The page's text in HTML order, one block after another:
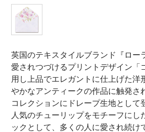
企業情報
英国のテキスタイルブランド『ロ
愛されつづけるプリントデザイン「
用し上品でエレガントに仕上げた洋
やかなアンティークの作品に触発さ
コレクションにドレープ生地として
人気のチューリップをモチーフにし
ックとして、多くの人に愛され続け